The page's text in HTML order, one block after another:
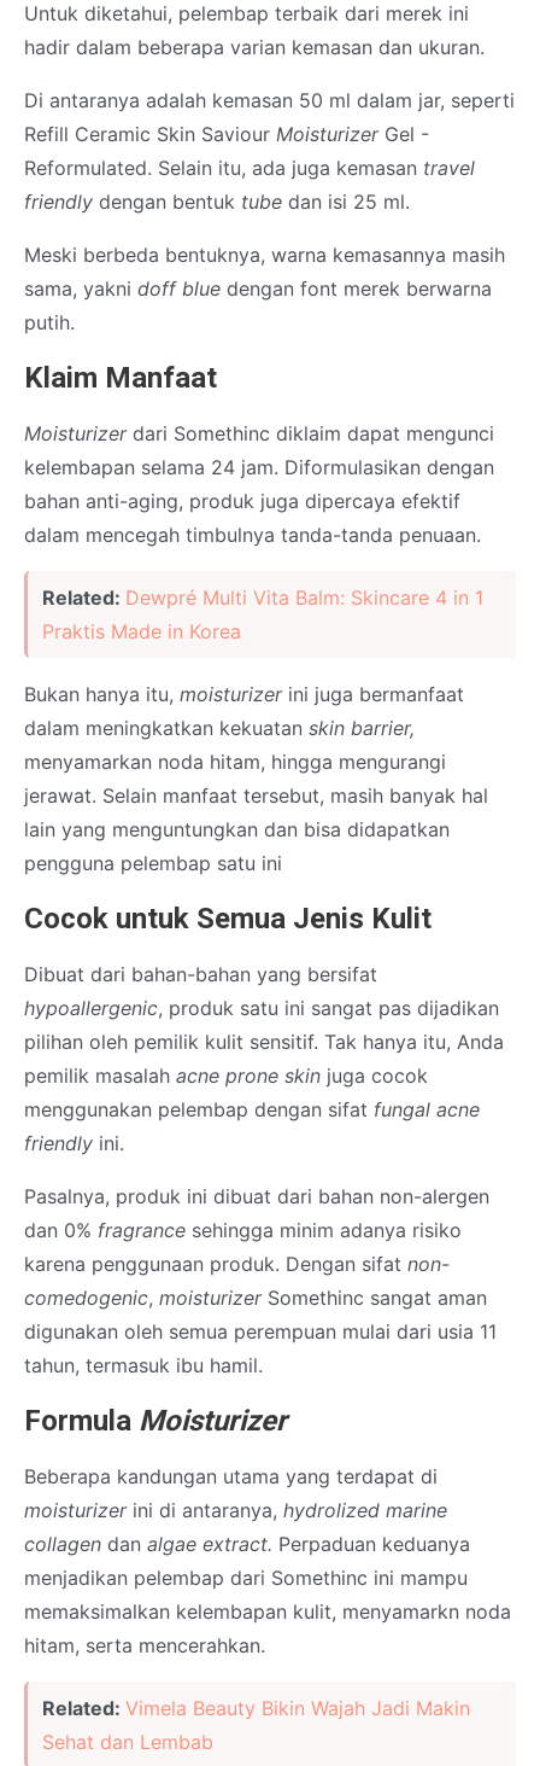
Untuk diketahui, pelembap terbaik dari merek ini
hadir dalam beberapa varian kemasan dan ukuran.
Di antaranya adalah kemasan 50 ml dalam jar, seperti
Refill Ceramic Skin Saviour MoisturizerGel -
Reformulated. Selain itu, ada juga kemasan travel
friendly dengan bentuk tube dan isi 25 ml.
Meski berbeda bentuknya, warna kemasannya masih
sama, yakni doff blue dengan font merek berwarna
putih.
Klaim Manfaat
Moisturizerdari Somethinc diklaim dapat mengunci
kelembapan selama 24 jam. Diformulasikan dengan
bahan anti-aging, produk juga dipercaya efektif
dalam mencegah timbulnya tanda-tanda penuaan.
Related: Dewpré Multi Vita Balm: Skincare 4 in 1
Praktis Made in Korea
Bukan hanya itu, moisturizerini juga bermanfaat
dalam meningkatkan kekuatan skin barrier,
menyamarkan noda hitam, hingga mengurangi
jerawat. Selain manfaat tersebut, masih banyak hal
lain yang menguntungkan dan bisa didapatkan
pengguna pelembap satu ini
Cocok untuk Semua Jenis Kulit
Dibuat dari bahan-bahan yang bersifat
hypoallergenic, produk satu ini sangat pas dijadikan
pilihan oleh pemilik kulit sensitif. Tak hanya itu, Anda
pemilik masalah acne prone skin juga cocok
menggunakan pelembap dengan sifat fungal acne
friendly ini.
Pasalnya, produk ini dibuat dari bahan non-alergen
dan 0% fragrance sehingga minim adanya risiko
karena penggunaan produk. Dengan sifat non-
comedogenic, moisturizerSomethinc sangat aman
digunakan oleh semua perempuan mulai dari usia 11
tahun, termasuk ibu hamil.
Formula Moisturizer
Beberapa kandungan utama yang terdapat di
moisturizerini di antaranya, hydrolized marine
collagen dan algae extract. Perpaduan keduanya
menjadikan pelembap dari Somethinc ini mampu
memaksimalkan kelembapan kulit, menyamarkn noda
hitam, serta mencerahkan.
Related: Vimela Beauty Bikin Wajah Jadi Makin
Sehat dan Lembab